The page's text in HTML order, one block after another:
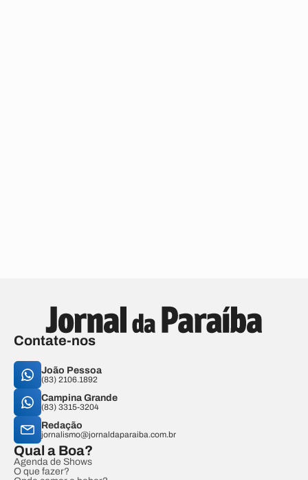
Contate-nos
João Pessoa
(83) 2106.1892
Campina Grande
(83) 3315-3204
Redação
jornalismo@jornaldaparaiba.com.br
Qual a Boa?
Agenda de Shows
O que fazer?